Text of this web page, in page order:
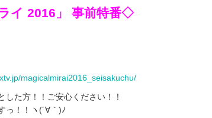
イ 2016」 事前特番◇
magicalmirai2016_seisakuchu/
た方！！ご安心ください！！
っ！！ヽ(´∀｀)ﾉ